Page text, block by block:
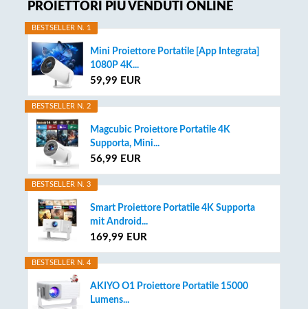
Sidebar
PROIETTORI PIÙ VENDUTI ONLINE
BESTSELLER N. 1
Mini Proiettore Portatile [App Integrata]
1080P 4K...
59,99 EUR
BESTSELLER N. 2
Magcubic Proiettore Portatile 4K
Supporta, Mini...
56,99 EUR
BESTSELLER N. 3
Smart Proiettore Portatile 4K Supporta
mit Android...
169,99 EUR
BESTSELLER N. 4
AKIYO O1 Proiettore Portatile 15000
Lumens...